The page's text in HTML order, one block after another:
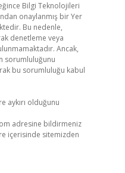
Bilgi Teknolojileri
onaylanmış bir Yer
Bu nedenle,
denetleme veya
Ancak,
sorumluluğunu
bu sorumluluğu kabul
aykırı olduğunu
adresine bildirmeniz
içerisinde sitemizden